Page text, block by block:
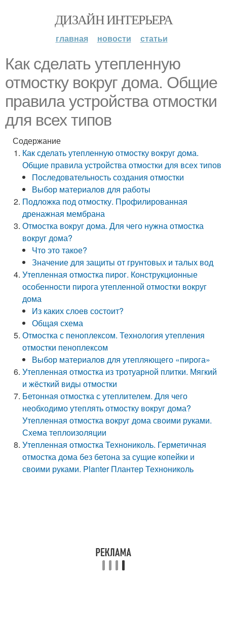
ДИЗАЙН ИНТЕРЬЕРА
главная новости статьи
Как сделать утепленную
отмостку вокруг дома. Общие
правила устройства отмостки
для всех типов
Содержание
Как сделать утепленную отмостку вокруг дома.
Общие правила устройства отмостки для всех типов
Последовательность создания отмостки
Выбор материалов для работы
Подложка под отмостку. Профилированная
дренажная мембрана
Отмостка вокруг дома. Для чего нужна отмостка
вокруг дома?
Что это такое?
Значение для защиты от грунтовых и талых вод
Утепленная отмостка пирог. Конструкционные
особенности пирога утепленной отмостки вокруг
дома
Из каких слоев состоит?
Общая схема
Отмостка с пеноплексом. Технология утепления
отмостки пеноплексом
Выбор материалов для утепляющего «пирога»
Утепленная отмостка из тротуарной плитки. Мягкий
и жёсткий виды отмостки
Бетонная отмостка с утеплителем. Для чего
необходимо утеплять отмостку вокруг дома?
Утепленная отмостка вокруг дома своими руками.
Схема теплоизоляции
Утепленная отмостка Технониколь. Герметичная
отмостка дома без бетона за сущие копейки и
своими руками. Planter Плантер Технониколь